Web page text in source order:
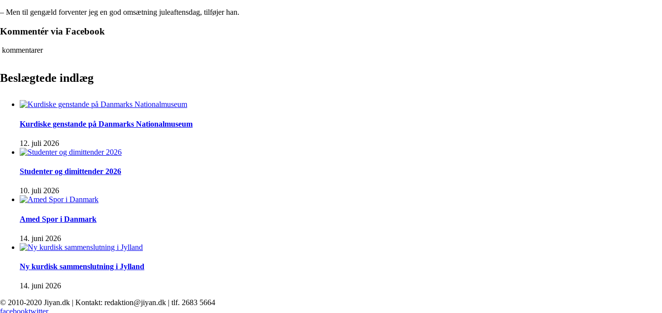
– Men til gengæld forventer jeg en god omsætning juleaftensdag, tilføjer han.
Kommentér via Facebook
kommentarer
Beslægtede indlæg
Kurdiske genstande på Danmarks Nationalmuseum
12. juli 2026
Studenter og dimittender 2026
10. juli 2026
Amed Spor i Danmark
14. juni 2026
Ny kurdisk sammenslutning i Jylland
14. juni 2026
© 2010-2020 Jiyan.dk | Kontakt: redaktion@jiyan.dk | tlf. 2683 5664